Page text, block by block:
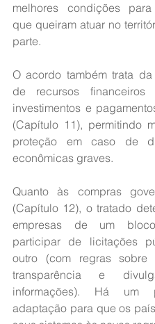
melhores condições
que queiram atuar no
parte.
O acordo também trata
de recursos
investimentos e
(Capítulo 11), permitindo
proteção em caso de
econômicas graves.
Quanto às compras
(Capítulo 12), o tratado
empresas de um
participar de licitações
outro (com regras sobre
transparência e
informações). Há um
adaptação para que os